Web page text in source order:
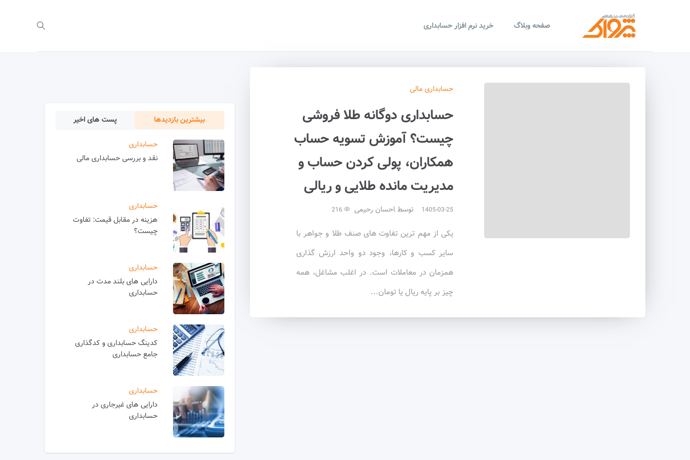
صفحه وبلاگ خرید نرم افزار حسابداری
حسابداریمالی
حسابداری دوگانه طلا فروشی
چیست؟ آموزش تسویه حساب
همکاران، پولی کردن حساب و
مدیریت مانده طلایی و ریالی
1405-03-25 توسط احسان رحیمی
یکی از مهم ترین تفاوت های صنف طلا و جواهر با
سایر کسب و کارها، وجود دو واحد ارزش گذاری
همزمان در معاملات است. در اغلب مشاغل، همه
چیز بر پایه ریال یا تومان...
بیشترین بازدیدها پست های اخیر
حسابداری
نقد و بررسی حسابداری مالی
حسابداری
هزینه در مقابل قیمت: تفاوت
چیست؟
حسابداری
دارایی های بلند مدت در
حسابداری
حسابداری
کدینگ حسابداری و کدگذاری
جامع حسابداری
حسابداری
دارایی های غیرجاری در
حسابداری